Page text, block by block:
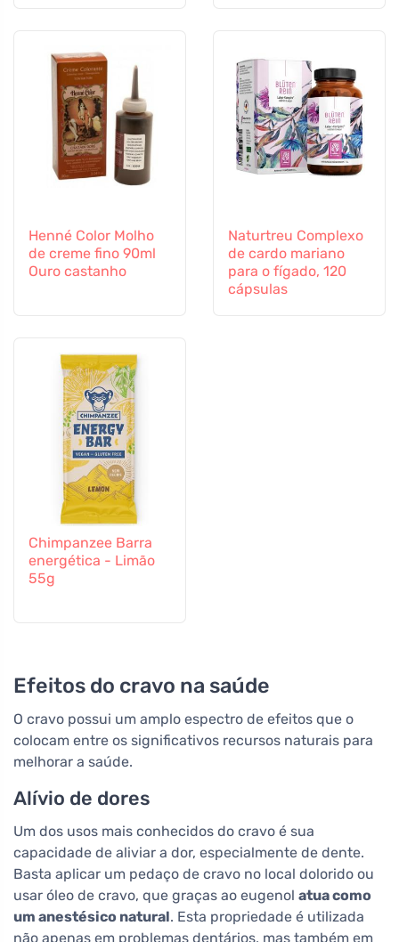
Henné Color Molho
de creme fino 90ml
Ouro castanho
Naturtreu Complexo
de cardo mariano
para o fígado, 120
cápsulas
Chimpanzee Barra
energética - Limão
55g
Efeitos do cravo na saúde
O cravo possui um amplo espectro de efeitos que o
colocam entre os significativos recursos naturais para
melhorar a saúde.
Alívio de dores
Um dos usos mais conhecidos do cravo é sua
capacidade de aliviar a dor, especialmente de dente.
Basta aplicar um pedaço de cravo no local dolorido ou
usar óleo de cravo, que graças ao eugenol atua como
um anestésico natural. Esta propriedade é utilizada
não apenas em problemas dentários, mas também em